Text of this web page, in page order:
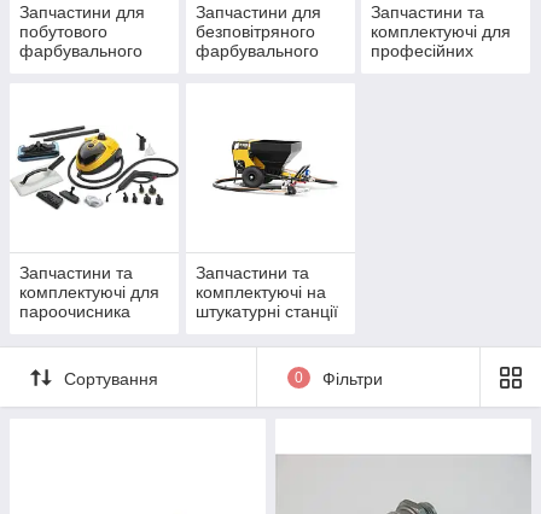
Запчастини для
побутового
фарбувального
Запчастини для
безповітряного
фарбувального
Запчастини та
комплектуючі для
професійних
Запчастини та
комплектуючі для
пароочисника
Запчастини та
комплектуючі на
штукатурні станції
Сортування 0 Фільтри